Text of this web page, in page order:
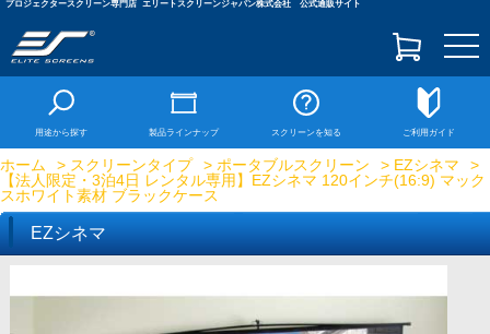
プロジェクタースクリーン専門店 エリートスクリーンジャパン株式会社 公式通販サイト
用途から探す 製品ラインナップ スクリーンを知る ご利用ガイド
ホーム > スクリーンタイプ > ポータブルスクリーン > EZシネマ
>
【法人限定・3泊4日 レンタル専用】EZシネマ 120インチ(16:9) マック
スホワイト素材 ブラックケース
EZシネマ